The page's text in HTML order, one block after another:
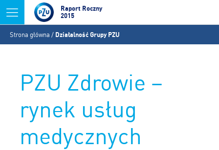
Jump to navigation
Raport Roczny
2015
Jesteś
tutaj
Strona główna / Działalność Grupy PZU
PZU Zdrowie –
rynek usług
medycznych